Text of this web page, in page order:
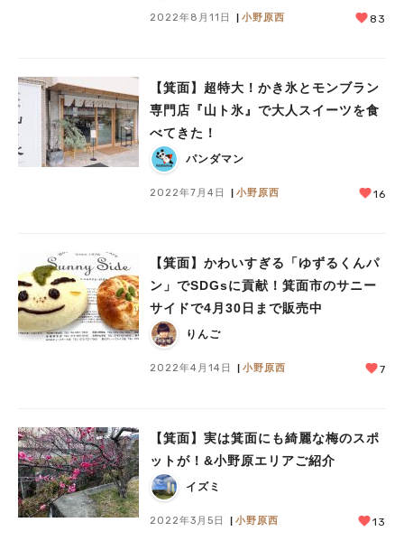
2022年8月11日 小野原西 83
【箕面】超特大！かき氷とモンブラン
専門店『山ト氷』で大人スイーツを食
べてきた！
パンダマン
2022年7月4日 小野原西 16
【箕面】かわいすぎる「ゆずるくんパ
ン」でSDGsに貢献！箕面市のサニー
サイドで4月30日まで販売中
りんご
2022年4月14日 小野原西 7
【箕面】実は箕面にも綺麗な梅のスポ
ットが！&小野原エリアご紹介
イズミ
2022年3月5日 小野原西 13